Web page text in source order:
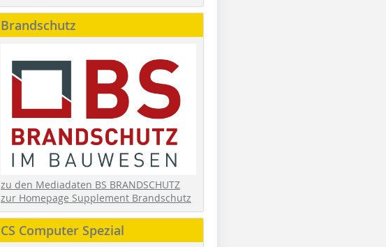
Brandschutz
zu den Mediadaten BS BRANDSCHUTZ
zur Homepage Supplement Brandschutz
CS Computer Spezial